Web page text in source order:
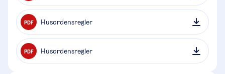
PDF Husordensregler
PDF Husordensregler